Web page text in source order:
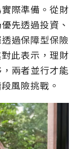
際準備。從財
先透過投資、
過保障型保險
此表示，理財
兩者並行才能
風險挑戰。